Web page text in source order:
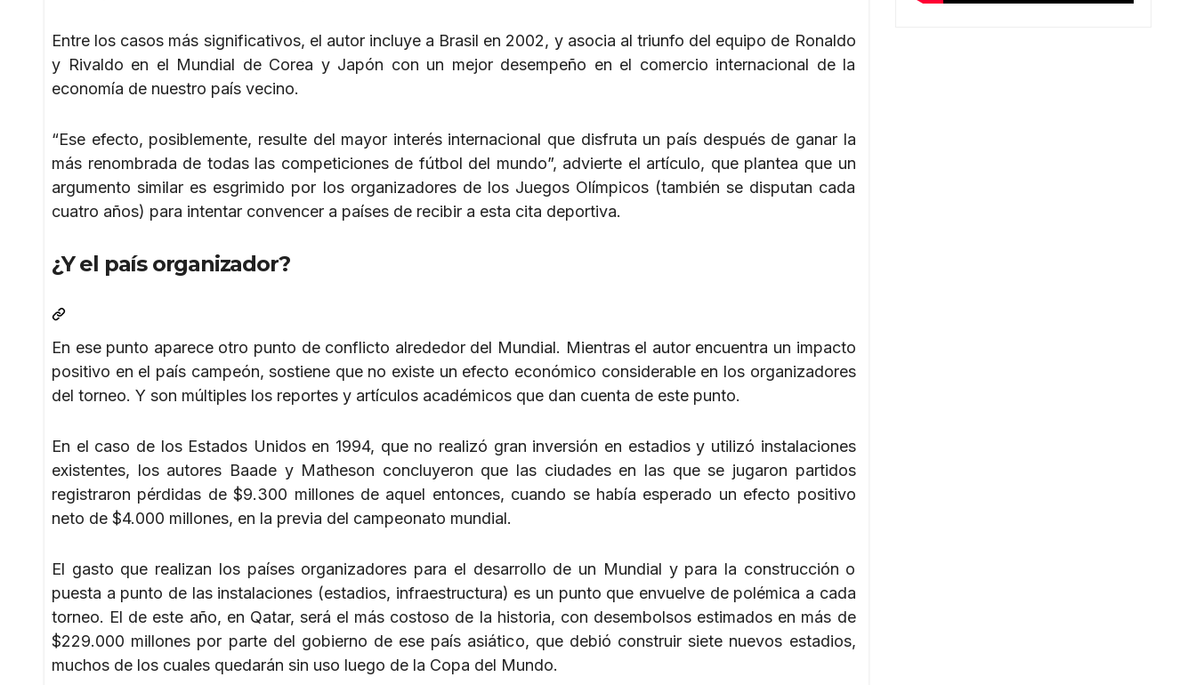
Entre los casos más significativos, el autor incluye a Brasil en 2002, y asocia al triunfo del equipo de Ronaldo
y Rivaldo en el Mundial de Corea y Japón con un mejor desempeño en el comercio internacional de la
economía de nuestro país vecino.
“Ese efecto, posiblemente, resulte del mayor interés internacional que disfruta un país después de ganar la
más renombrada de todas las competiciones de fútbol del mundo”, advierte el artículo, que plantea que un
argumento similar es esgrimido por los organizadores de los Juegos Olímpicos (también se disputan cada
cuatro años) para intentar convencer a países de recibir a esta cita deportiva.
¿Y el país organizador?
En ese punto aparece otro punto de conflicto alrededor del Mundial. Mientras el autor encuentra un impacto
positivo en el país campeón, sostiene que no existe un efecto económico considerable en los organizadores
del torneo. Y son múltiples los reportes y artículos académicos que dan cuenta de este punto.
En el caso de los Estados Unidos en 1994, que no realizó gran inversión en estadios y utilizó instalaciones
existentes, los autores Baade y Matheson concluyeron que las ciudades en las que se jugaron partidos
registraron pérdidas de $9.300 millones de aquel entonces, cuando se había esperado un efecto positivo
neto de $4.000 millones, en la previa del campeonato mundial.
El gasto que realizan los países organizadores para el desarrollo de un Mundial y para la construcción o
puesta a punto de las instalaciones (estadios, infraestructura) es un punto que envuelve de polémica a cada
torneo. El de este año, en Qatar, será el más costoso de la historia, con desembolsos estimados en más de
$229.000 millones por parte del gobierno de ese país asiático, que debió construir siete nuevos estadios,
muchos de los cuales quedarán sin uso luego de la Copa del Mundo.